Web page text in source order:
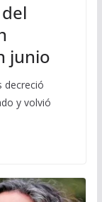
junio
decreció
y volvió